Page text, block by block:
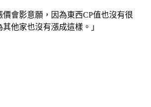
價會影意願，因為東西CP值也沒有很
他家也沒有漲成這樣。」